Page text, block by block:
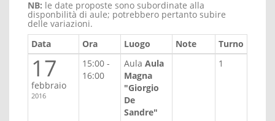
NB: le date proposte sono subordinate alla
disponbilità di aule; potrebbero pertanto subire
delle variazioni.
Data
Ora Luogo Note Turno
17
febbraio
2016
15:00 -
16:00
Aula Aula
Magna
"Giorgio
De
Sandre"
1